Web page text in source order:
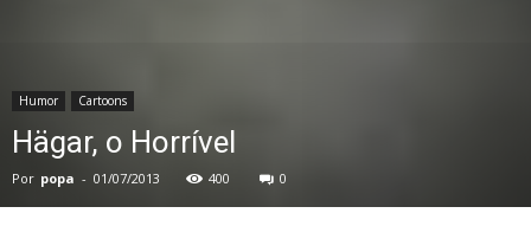
Humor Cartoons
Hägar, o Horrível
Por popa - 01/07/2013 400 0